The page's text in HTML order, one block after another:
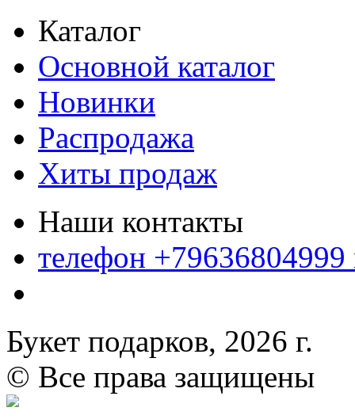
Каталог
Основной каталог
Новинки
Распродажа
Хиты продаж
Наши контакты
телефон
Букет подарков, 2026 г.
© Все права защищены